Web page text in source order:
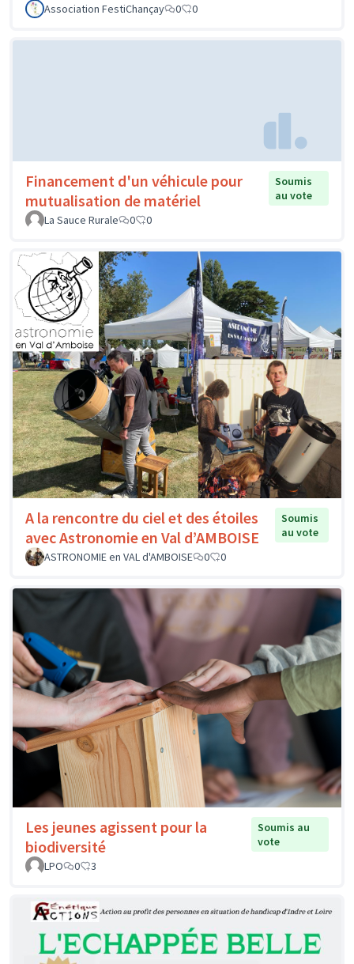
Association FestiChançay
0 0
Financement d'un véhicule pour
mutualisation de matériel
Soumis
au vote
La Sauce Rurale
0 0
A la rencontre du ciel et des étoiles
avec Astronomie en Val d’AMBOISE
Soumis
au vote
ASTRONOMIE en VAL d'AMBOISE
0 0
Les jeunes agissent pour la
biodiversité
Soumis au
vote
LPO
0 3